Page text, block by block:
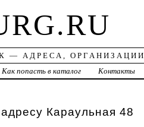
— АДРЕСА, ОРГАНИЗАЦИИ
Как попасть в каталог Контакты
Караульная 48